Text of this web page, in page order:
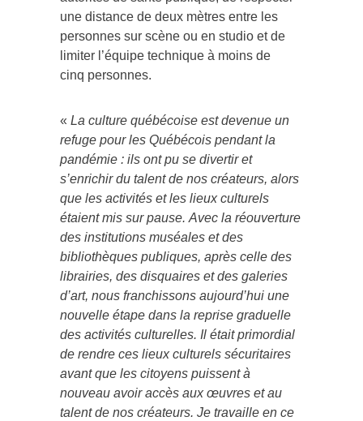
une distance de deux mètres entre les
personnes sur scène ou en studio et de
limiter l’équipe technique à moins de
cinq personnes.
« La culture québécoise est devenue un
refuge pour les Québécois pendant la
pandémie : ils ont pu se divertir et
s’enrichir du talent de nos créateurs, alors
que les activités et les lieux culturels
étaient mis sur pause. Avec la réouverture
des institutions muséales et des
bibliothèques publiques, après celle des
librairies, des disquaires et des galeries
d’art, nous franchissons aujourd’hui une
nouvelle étape dans la reprise graduelle
des activités culturelles. Il était primordial
de rendre ces lieux culturels sécuritaires
avant que les citoyens puissent à
nouveau avoir accès aux œuvres et au
talent de nos créateurs. Je travaille en ce